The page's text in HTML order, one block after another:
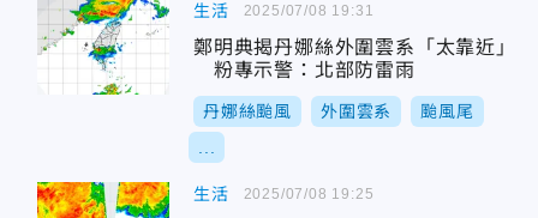
生活
鄭明典揭丹娜絲外圍雲系「太靠近」
粉專示警：北部防雷雨
丹娜絲颱風 外圍雲系 颱風尾
2025/07/08 19:31
生活 2025/07/08 19:25